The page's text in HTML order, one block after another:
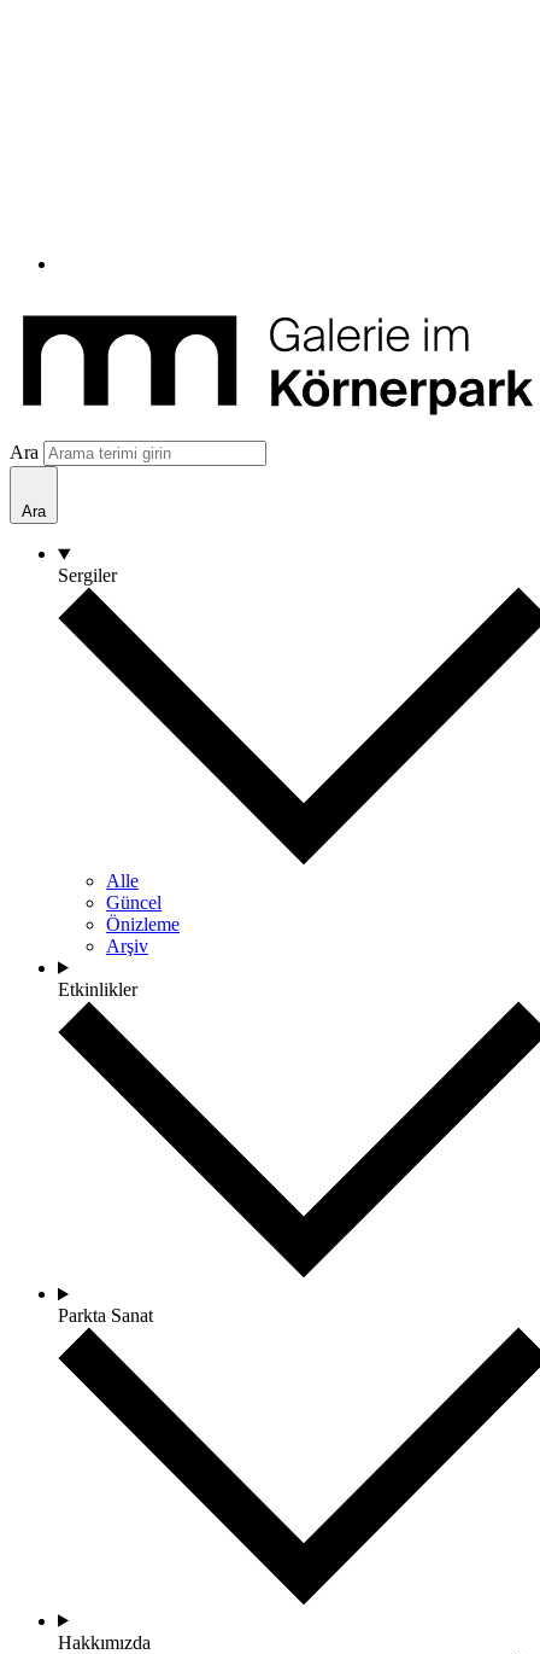
Ara
Ara
Sergiler
Alle
Güncel
Önizleme
Arşiv
Etkinlikler
Parkta Sanat
Hakkımızda